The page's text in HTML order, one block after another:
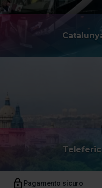
Pagamento sicuro